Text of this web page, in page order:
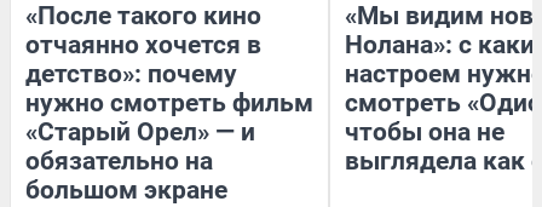
«После такого кино
отчаянно хочется в
детство»: почему
нужно смотреть фильм
«Старый Орел» — и
обязательно на
большом экране
«Мы видим
Нолана»: с
настроем
смотреть
чтобы она не
выглядела как